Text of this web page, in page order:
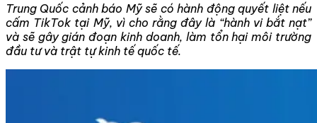
Trung Quốc cảnh báo Mỹ sẽ có hành động quyết liệt nếu
cấm TikTok tại Mỹ, vì cho rằng đây là “hành vi bắt nạt”
và sẽ gây gián đoạn kinh doanh, làm tổn hại môi trường
đầu tư và trật tự kinh tế quốc tế.